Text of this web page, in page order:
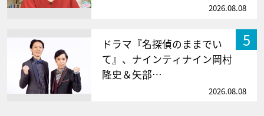
2026.08.08
5
ドラマ『名探偵のままでい
て』、ナインティナイン岡村
隆史＆矢部…
2026.08.08